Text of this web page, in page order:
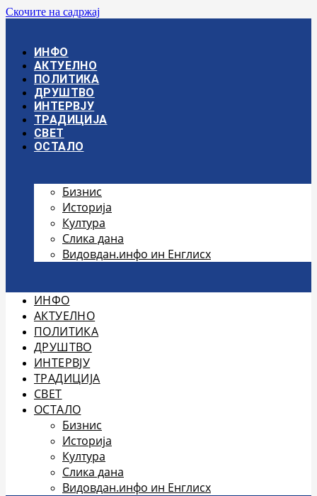
Скочите на садржај
ИНФО
АКТУЕЛНО
ПОЛИТИКА
ДРУШТВО
ИНТЕРВЈУ
ТРАДИЦИЈА
СВЕТ
ОСТАЛО
Бизнис
Историја
Култура
Слика дана
Видовдан.инфо ин Енглисх
ИНФО
АКТУЕЛНО
ПОЛИТИКА
ДРУШТВО
ИНТЕРВЈУ
ТРАДИЦИЈА
СВЕТ
ОСТАЛО
Бизнис
Историја
Култура
Слика дана
Видовдан.инфо ин Енглисх